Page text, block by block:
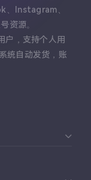
Instagram、
资源。
户，支持个人用
统自动发货，账